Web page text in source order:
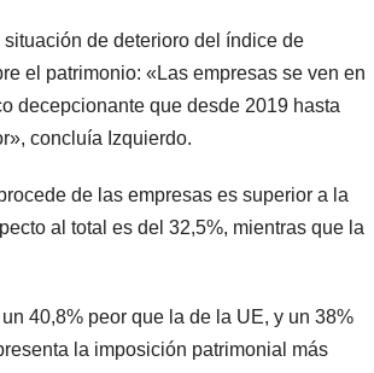
de deterioro del índice de
el patrimonio: «Las empresas se ven en
decepcionante que desde 2019 hasta
concluía Izquierdo.
de las empresas es superior a la
al total es del 32,5%, mientras que la
40,8% peor que la de la UE, y un 38%
la imposición patrimonial más